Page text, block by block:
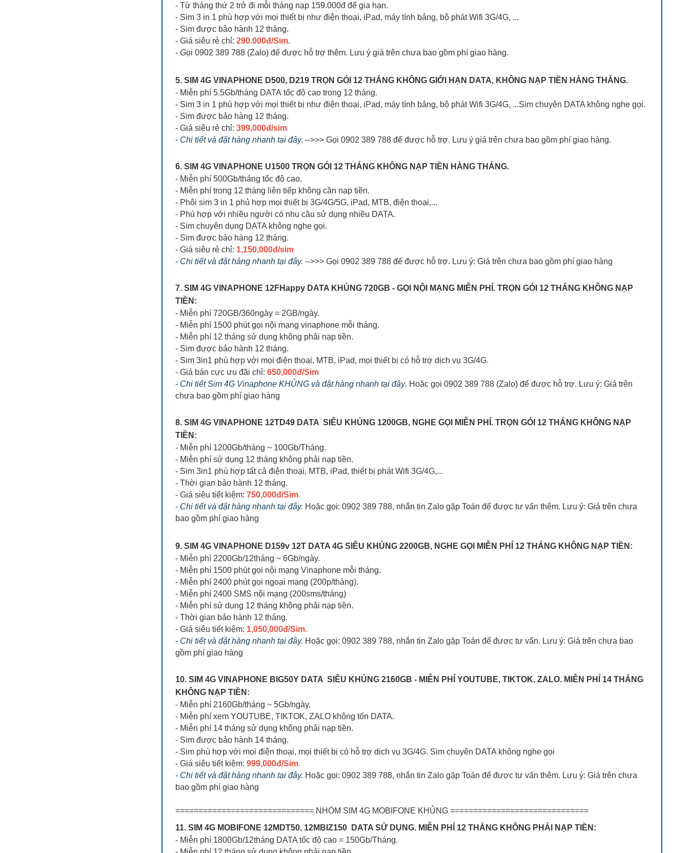
- Từ tháng thứ 2 trở đi mỗi tháng nạp 159.000đ để gia hạn.
- Sim 3 in 1 phù hợp với mọi thiết bị như điện thoại, iPad, máy tính bảng, bộ phát Wifi 3G/4G, ...
- Sim được bảo hành 12 tháng.
- Giá siêu rẻ chỉ: 290.000đ/Sim.
- Gọi 0902 389 788 (Zalo) để được hỗ trợ thêm. Lưu ý giá trên chưa bao gồm phí giao hàng.
5. SIM 4G VINAPHONE D500, D219 TRỌN GÓI 12 THÁNG KHÔNG GIỚI HẠN DATA, KHÔNG NẠP TIỀN HÀNG THÁNG.
- Miễn phí 5.5Gb/tháng DATA tốc độ cao trong 12 tháng.
- Sim 3 in 1 phù hợp với mọi thiết bị như điện thoại, iPad, máy tính bảng, bộ phát Wifi 3G/4G, ...Sim chuyên DATA không nghe gọi.
- Sim được bảo hàng 12 tháng.
- Giá siêu rẻ chỉ: 399,000đ/sim
- Chi tiết và đặt hàng nhanh tại đây. -->>> Gọi 0902 389 788 để được hỗ trợ. Lưu ý giá trên chưa bao gồm phí giao hàng.
6. SIM 4G VINAPHONE U1500 TRỌN GÓI 12 THÁNG KHÔNG NẠP TIỀN HÀNG THÁNG.
- Miễn phí 500Gb/tháng tốc độ cao.
- Miễn phí trong 12 tháng liên tiếp không cần nạp tiền.
- Phôi sim 3 in 1 phủ hợp mọi thiết bị 3G/4G/5G, iPad, MTB, điện thoại,...
- Phù hợp với nhiều người có nhu cầu sử dụng nhiều DATA.
- Sim chuyên dụng DATA không nghe gọi.
- Sim được bảo hàng 12 tháng.
- Giá siêu rẻ chỉ: 1,150,000đ/sim
- Chi tiết và đặt hàng nhanh tại đây. -->>> Gọi 0902 389 788 để được hỗ trợ. Lưu ý: Giá trên chưa bao gồm phí giao hàng
7. SIM 4G VINAPHONE 12FHappy DATA KHỦNG 720GB - GỌI NỘI MẠNG MIỄN PHÍ. TRỌN GÓI 12 THÁNG KHÔNG NẠP
TIỀN:
- Miễn phí 720GB/360ngày = 2GB/ngày.
- Miễn phí 1500 phút gọi nội mạng vinaphone mỗi tháng.
- Miễn phí 12 tháng sử dụng không phải nạp tiền.
- Sim được bảo hành 12 tháng.
- Sim 3in1 phù hợp với mọi điện thoại, MTB, iPad, mọi thiết bị có hỗ trợ dịch vụ 3G/4G.
- Giá bán cực ưu đãi chỉ: 650,000đ/Sim
- Chi tiết Sim 4G Vinaphone KHỦNG và đặt hàng nhanh tại đây. Hoặc gọi 0902 389 788 (Zalo) để được hỗ trợ. Lưu ý: Giá trên
chưa bao gồm phí giao hàng
8. SIM 4G VINAPHONE 12TD49 DATA SIÊU KHỦNG 1200GB, NGHE GỌI MIỄN PHÍ. TRỌN GÓI 12 THÁNG KHÔNG NẠP
TIỀN:
- Miễn phí 1200Gb/tháng ~ 100Gb/Tháng.
- Miễn phí sử dụng 12 tháng không phải nạp tiền.
- Sim 3in1 phù hợp tất cả điện thoại, MTB, iPad, thiết bị phát Wifi 3G/4G,...
- Thời gian bảo hành 12 tháng.
- Giá siêu tiết kiệm: 750,000đ/Sim.
- Chi tiết và đặt hàng nhanh tại đây. Hoặc gọi: 0902 389 788, nhắn tin Zalo gặp Toán để được tư vấn thêm. Lưu ý: Giá trên chưa
bao gồm phí giao hàng
9. SIM 4G VINAPHONE D159v 12T DATA 4G SIÊU KHỦNG 2200GB, NGHE GỌI MIỄN PHÍ 12 THÁNG KHÔNG NẠP TIỀN:
- Miễn phí 2200Gb/12tháng ~ 6Gb/ngày.
- Miễn phí 1500 phút gọi nội mạng Vinaphone mỗi tháng.
- Miễn phí 2400 phút gọi ngoại mạng (200p/tháng).
- Miễn phí 2400 SMS nội mạng (200sms/tháng)
- Miễn phí sử dụng 12 tháng không phải nạp tiền.
- Thời gian bảo hành 12 tháng.
- Giá siêu tiết kiệm: 1,050,000đ/Sim.
- Chi tiết và đặt hàng nhanh tại đây. Hoặc gọi: 0902 389 788, nhắn tin Zalo gặp Toán để được tư vấn. Lưu ý: Giá trên chưa bao
gồm phí giao hàng
10. SIM 4G VINAPHONE BIG50Y DATA SIÊU KHỦNG 2160GB - MIỄN PHÍ YOUTUBE, TIKTOK, ZALO. MIỄN PHÍ 14 THÁNG
KHÔNG NẠP TIỀN:
- Miễn phí 2160Gb/tháng ~ 5Gb/ngày.
- Miễn phí xem YOUTUBE, TIKTOK, ZALO không tốn DATA.
- Miễn phí 14 tháng sử dụng không phải nạp tiền.
- Sim được bảo hành 14 tháng.
- Sim phù hợp với mọi điện thoại, mọi thiết bị có hỗ trợ dịch vụ 3G/4G. Sim chuyên DATA không nghe gọi
- Giá siêu tiết kiệm: 999,000đ/Sim.
- Chi tiết và đặt hàng nhanh tại đây. Hoặc gọi: 0902 389 788, nhắn tin Zalo gặp Toán để được tư vấn thêm. Lưu ý: Giá trên chưa
bao gồm phí giao hàng
============================== NHÓM SIM 4G MOBIFONE KHỦNG ==============================
11. SIM 4G MOBIFONE 12MDT50, 12MBIZ150 DATA SỬ DỤNG. MIỄN PHÍ 12 THÁNG KHÔNG PHẢI NẠP TIỀN:
- Miễn phí 1800Gb/12tháng DATA tốc độ cao = 150Gb/Tháng.